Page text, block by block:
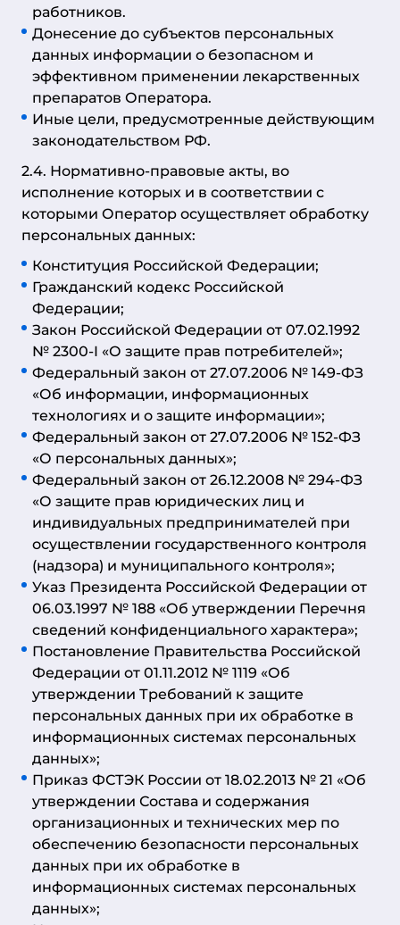
работников.
Донесение до субъектов персональных
данных информации о безопасном и
эффективном применении лекарственных
препаратов Оператора.
Иные цели, предусмотренные действующим
законодательством РФ.
2.4. Нормативно-правовые акты, во
исполнение которых и в соответствии с
которыми Оператор осуществляет обработку
персональных данных:
Конституция Российской Федерации;
Гражданский кодекс Российской
Федерации;
Закон Российской Федерации от 07.02.1992
№ 2300-I «О защите прав потребителей»;
Федеральный закон от 27.07.2006 № 149-ФЗ
«Об информации, информационных
технологиях и о защите информации»;
Федеральный закон от 27.07.2006 № 152-ФЗ
«О персональных данных»;
Федеральный закон от 26.12.2008 № 294-ФЗ
«О защите прав юридических лиц и
индивидуальных предпринимателей при
осуществлении государственного контроля
(надзора) и муниципального контроля»;
Указ Президента Российской Федерации от
06.03.1997 № 188 «Об утверждении Перечня
сведений конфиденциального характера»;
Постановление Правительства Российской
Федерации от 01.11.2012 № 1119 «Об
утверждении Требований к защите
персональных данных при их обработке в
информационных системах персональных
данных»;
Приказ ФСТЭК России от 18.02.2013 № 21 «Об
утверждении Состава и содержания
организационных и технических мер по
обеспечению безопасности персональных
данных при их обработке в
информационных системах персональных
данных»;